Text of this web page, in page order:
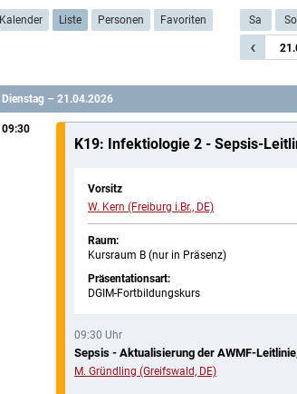
Kalender Liste Personen Favoriten Sa So
‹
Dienstag – 21.04.2026
09:30
K19: Infektiologie 2 - Sepsis-
Vorsitz
W. Kern (Freiburg i.Br., DE)
Raum:
Kursraum B (nur in Präsenz)
Präsentationsart:
DGIM-Fortbildungskurs
09:30 Uhr
Sepsis - Aktualisierung der AWMF-
M. Gründling (Greifswald, DE)